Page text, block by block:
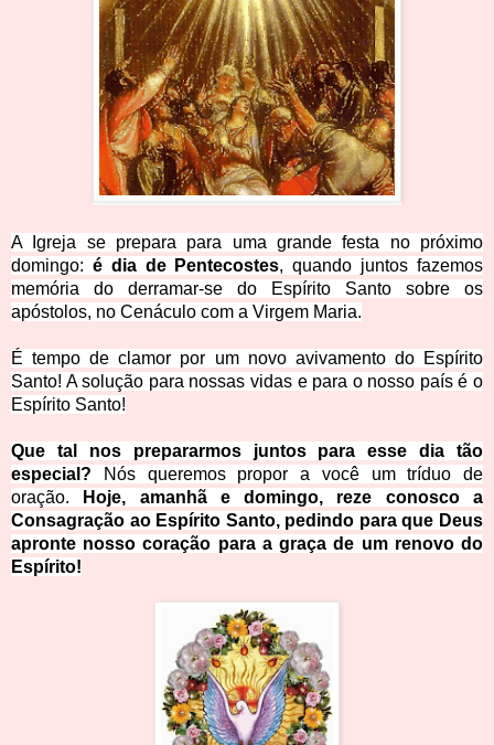
A Igreja se prepara para uma grande festa no próximo
domingo: é dia de Pentecostes, quando juntos fazemos
memória do derramar-se do Espírito Santo sobre os
apóstolos, no Cenáculo com a Virgem Maria.
É tempo de clamor por um novo avivamento do Espírito
Santo! A solução para nossas vidas e para o nosso país é o
Espírito Santo!
Que tal nos prepararmos juntos para esse dia tão
especial? Nós queremos propor a você um tríduo de
oração.
Hoje, amanhã e domingo, reze conosco a
Consagração ao Espírito Santo, pedindo para que Deus
apronte nosso coração para a graça de um renovo do
Espírito!